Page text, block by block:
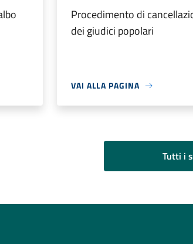
Procedimento di
dei giudici popolari
VAI ALLA PAGINA
Tutti i